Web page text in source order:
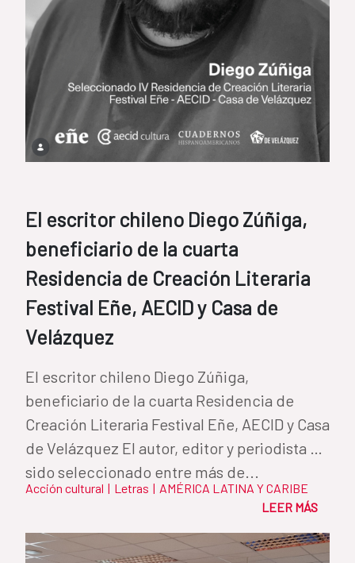
El escritor chileno Diego Zúñiga,
beneficiario de la cuarta
Residencia de Creación Literaria
Festival Eñe, AECID y Casa de
Velázquez
El escritor chileno Diego Zúñiga,
beneficiario de la cuarta Residencia de
Creación Literaria Festival Eñe, AECID y Casa
de Velázquez El autor, editor y periodista ha
sido seleccionado entre más de...
Acción cultural | Letras | AMÉRICA LATINA Y CARIBE
LEER MÁS